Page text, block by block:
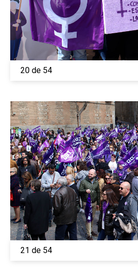
20 de 54
21 de 54